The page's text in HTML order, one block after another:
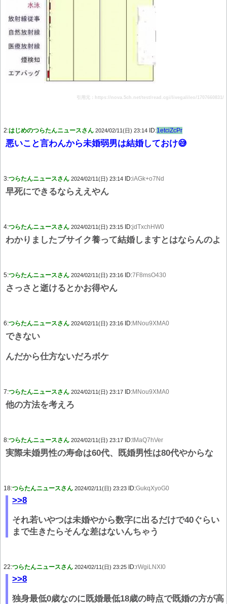
引用元：https://nova.5ch.net/test/read.cgi/livegalileo/1707660831/
2:はじめのつらたんニュースさん 2024/02/11(日) 23:14 ID:1etciZcPr
悪いこと言わんから未婚弱男は結婚しておけ😅
3:つらたんニュースさん 2024/02/11(日) 23:14 ID:iAGk+o7Nd
早死にできるならええやん
4:つらたんニュースさん 2024/02/11(日) 23:15 ID:jdTxchHW0
わかりましたブサイク養って結婚しますとはならんのよ
5:つらたんニュースさん 2024/02/11(日) 23:16 ID:7F8msO430
さっさと逝けるとかお得やん
6:つらたんニュースさん 2024/02/11(日) 23:16 ID:MNou9XMA0
できない
んだから仕方ないだろボケ
7:つらたんニュースさん 2024/02/11(日) 23:17 ID:MNou9XMA0
他の方法を考えろ
8:つらたんニュースさん 2024/02/11(日) 23:17 ID:tMaQ7hVer
実際未婚男性の寿命は60代、既婚男性は80代やからな
18:つらたんニュースさん 2024/02/11(日) 23:23 ID:GukqXyoG0
>>8
それ若いやつは未婚やから数字に出るだけで40ぐらい
まで生きたらそんな差はないんちゃう
22:つらたんニュースさん 2024/02/11(日) 23:25 ID:rWgiLNXI0
>>8
独身最低0歳なのに既婚最低18歳の時点で既婚の方が高